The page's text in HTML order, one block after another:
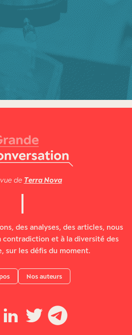
de Terra Nova
des analyses, des articles, nous
contradiction et à la diversité des
sur les défis du moment.
Nos auteurs